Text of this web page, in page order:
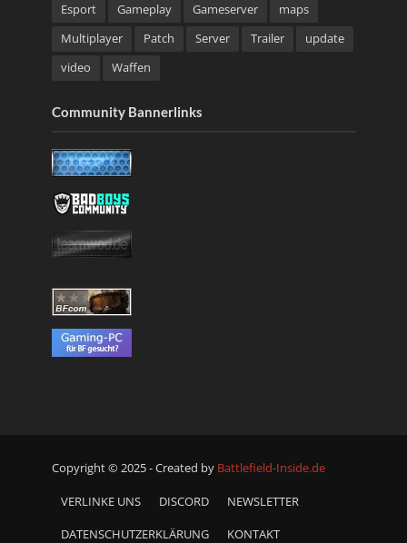
Esport
Gameplay Gameserver
maps
Multiplayer
Patch Server Trailer
update
video
Waffen
Community Bannerlinks
Copyright © 2025 - Created by Battlefield-Inside.de
VERLINKE UNS DISCORD NEWSLETTER
DATENSCHUTZERKLÄRUNG KONTAKT